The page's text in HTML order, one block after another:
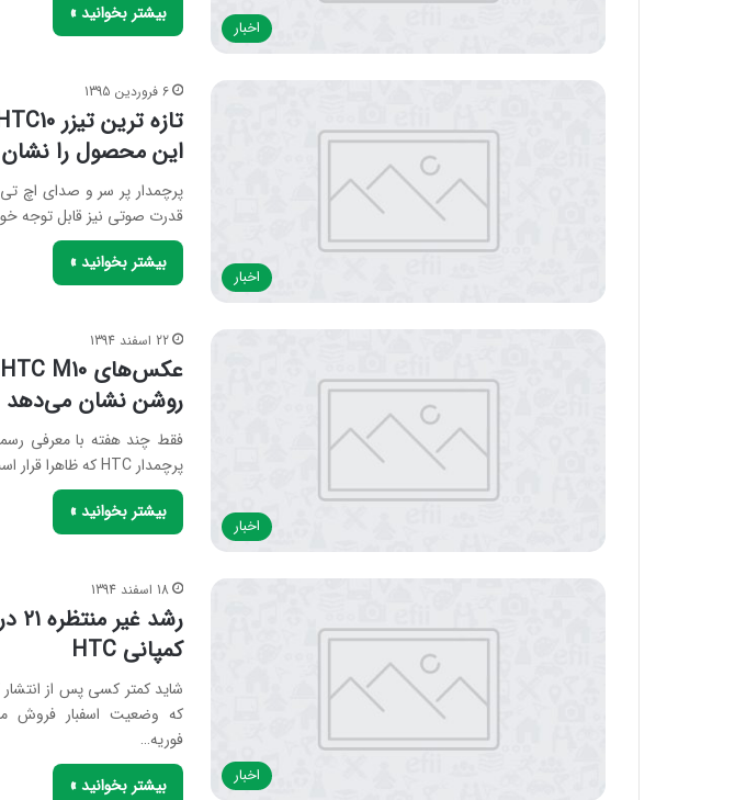
اخبار
بیشتر بخوانید »
اخبار
6 فروردین 1395
این محصول را
پرچمدار پر سر و صدای اچ
قدرت صوتی نیز قابل توجه
بیشتر بخوانید »
اخبار
22 اسفند 1394
روشن نشان می‌دهد
فقط چند هفته با معرفی
پرچمدار HTC که ظاهرا قرار است به جای M10 نام…
بیشتر بخوانید »
اخبار
18 اسفند 1394
کمپانی HTC
که وضعیت اسفبار فروش
فوریه…
بیشتر بخوانید »